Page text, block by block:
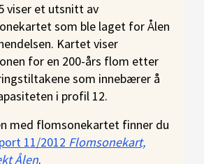
viser et utsnitt av
som ble laget for Ålen
Kartet viser
for en 200-års flom etter
som innebærer å
i profil 12.
med flomsonekartet finner du
11/2012 Flomsonekart,
Ålen.